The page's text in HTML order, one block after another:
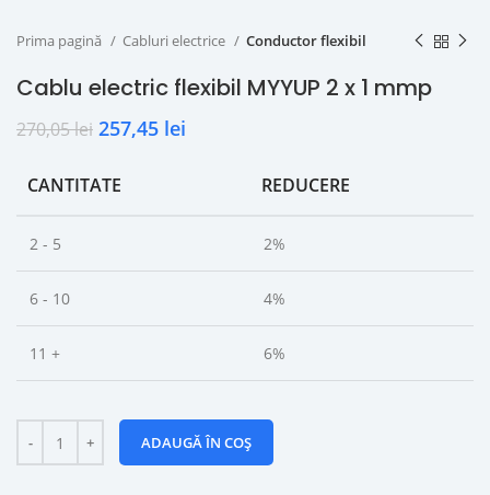
Prima pagină Cabluri electrice Conductor flexibil
Cablu electric flexibil MYYUP 2 x 1 mmp
270,05lei 257,45 lei
CANTITATE REDUCERE
2 - 5 2%
6 - 10 4%
11 + 6%
ADAUGĂ ÎN COȘ